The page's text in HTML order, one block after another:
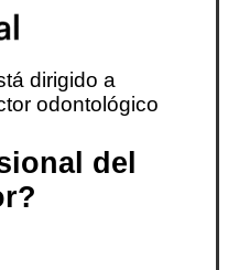
dirigido a
odontológico
del